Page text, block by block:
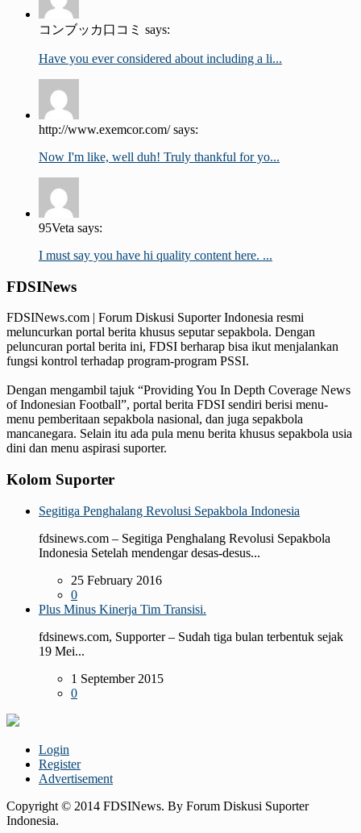
コンブッカ口コミ says:
Have you ever considered about including a li...
http://www.exemcor.com/ says:
Now I'm like, well duh! Truly thankful for yo...
95Veta says:
I must say you have hi quality content here. ...
FDSINews
FDSINews.com | Forum Diskusi Suporter Indonesia resmi
meluncurkan portal berita khusus seputar sepakbola. Dengan
peluncuran portal berita ini, FDSI berharap bisa ikut menjalankan
fungsi kontrol terhadap program-program PSSI.
Dengan mengambil tajuk “Providing You In Depth Coverage News
of Indonesian Football”, portal berita FDSI sendiri berisi menu-
menu pemberitaan sepakbola nasional, dan juga sepakbola
mancanegara. Selain itu ada pula menu berita khusus sepakbola usia
dini dan menu aspirasi suporter.
Kolom Suporter
Segitiga Penghalang Revolusi Sepakbola Indonesia
fdsinews.com – Segitiga Penghalang Revolusi Sepakbola
Indonesia Setelah mendengar desas-desus...
25 February 2016
0
Plus Minus Kinerja Tim Transisi.
fdsinews.com, Supporter – Sudah tiga bulan terbentuk sejak
19 Mei...
1 September 2015
0
Login
Register
Advertisement
Copyright © 2014 FDSINews. By Forum Diskusi Suporter
Indonesia.